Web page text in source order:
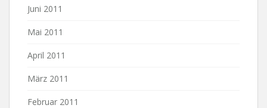
Juni 2011
Mai 2011
April 2011
März 2011
Februar 2011